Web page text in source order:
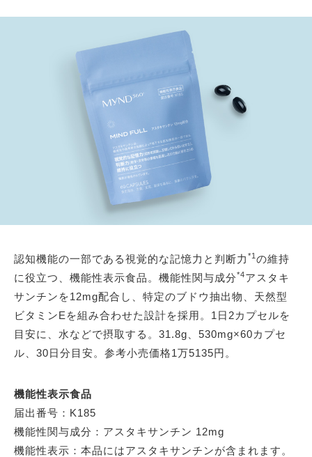
認知機能の一部である視覚的な記憶力と判断力 *1 の維持
に役立つ、機能性表示食品。機能性関与成分*4アスタキ
サンチンを12mg配合し、特定のブドウ抽出物、天然型
ビタミンEを組み合わせた設計を採用。1日2カプセルを
目安に、水などで摂取する。31.8g、530mg×60カプセ
ル、30日分目安。参考小売価格1万5135円。
機能性表示食品
届出番号：K185
機能性関与成分：アスタキサンチン 12mg
機能性表示：本品にはアスタキサンチンが含まれます。